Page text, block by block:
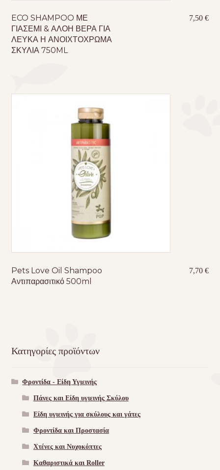
ECO SHAMPOO ΜΕ
ΓΙΑΣΕΜΙ & ΑΛΟΗ ΒΕΡΑ ΓΙΑ
ΛΕΥΚΑ Η ΑΝΟΙΧΤΟΧΡΩΜΑ
ΣΚΥΛΙΑ 750ML
7,50€
Pets Love Oil Shampoo
Αντιπαρασιτικό 500ml
7,70€
Κατηγορίες προϊόντων
Φροντίδα - Είδη Υγιεινής
Πάνες και Είδη υγιεινής Σκύλου
Είδη υγιεινής για σκύλους και γάτες
Φροντίδα και Προστασία
Χτένες και Νυχοκόπτες
Καθαριστικά και Roller